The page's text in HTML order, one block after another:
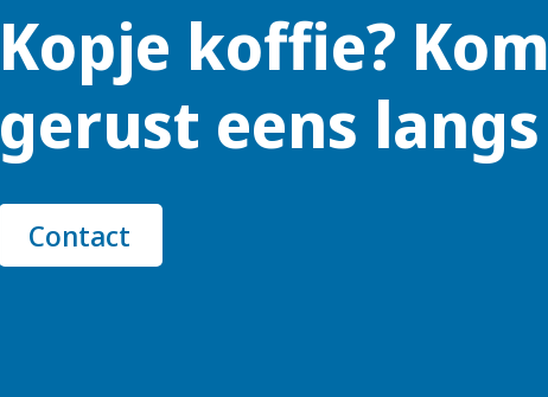
Kopje koffie? Kom
gerust eens langs
Contact